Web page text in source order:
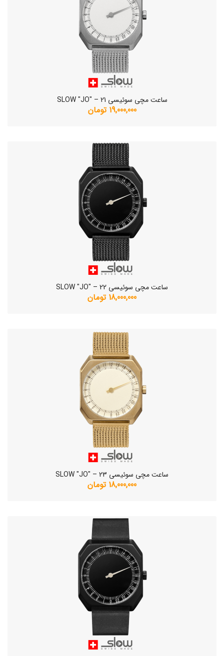
ساعت مچی سوئیسی SLOW "JO" – 21
19,000,000 تومان
ساعت مچی سوئیسی SLOW "JO" – 22
18,000,000 تومان
ساعت مچی سوئیسی SLOW "JO" – 23
18,000,000 تومان